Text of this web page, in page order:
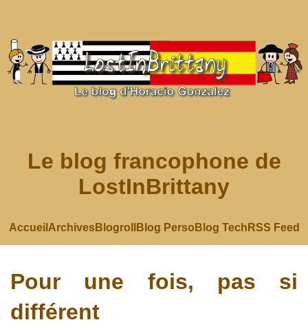
Le blog francophone de
LostInBrittany
Accueil ArchivesBlogroll Blog Perso Blog Tech RSS Feed
Pour une fois, pas si
différent